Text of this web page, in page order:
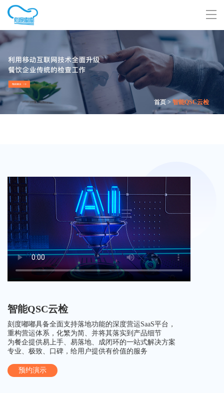
首页 > 智能QSC云检
智能QSC云检
刻度嘟嘟具备全面支持落地功能的深度营运SaaS平台，
重构营运体系，化繁为简、并将其落实到产品细节
为餐企提供易上手、易落地、成闭环的一站式解决方案
专业、极致、口碑，给用户提供有价值的服务
预约演示